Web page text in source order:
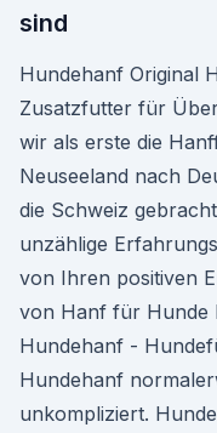
sind
Hundehanf Original
Zusatzfutter für
wir als erste die
Neuseeland nach
die Schweiz
unzählige
von Ihren positiven
von Hanf für Hunde
Hundehanf -
Hundehanf
unkompliziert.